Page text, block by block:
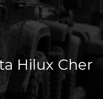
Hilux Cher